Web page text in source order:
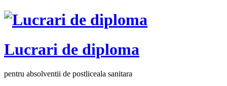
Lucrari de diploma
pentru absolventii de postliceala sanitara